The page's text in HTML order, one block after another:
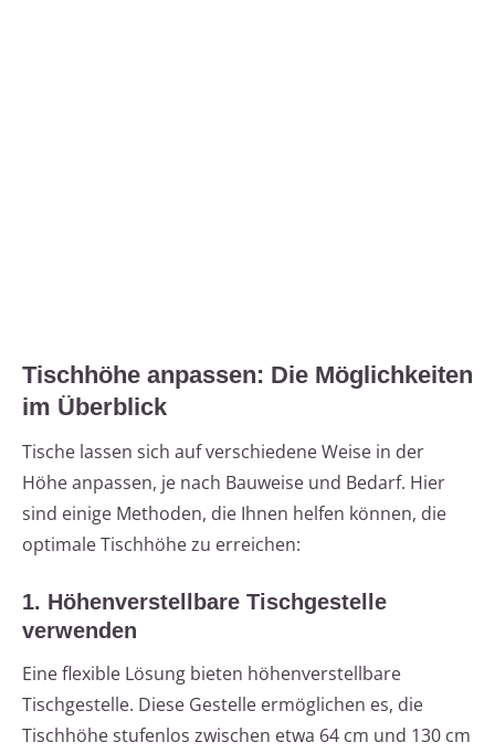
Tischhöhe anpassen: Die Möglichkeiten
im Überblick
Tische lassen sich auf verschiedene Weise in der
Höhe anpassen, je nach Bauweise und Bedarf. Hier
sind einige Methoden, die Ihnen helfen können, die
optimale Tischhöhe zu erreichen:
1. Höhenverstellbare Tischgestelle
verwenden
Eine flexible Lösung bieten höhenverstellbare
Tischgestelle. Diese Gestelle ermöglichen es, die
Tischhöhe stufenlos zwischen etwa 64 cm und 130 cm